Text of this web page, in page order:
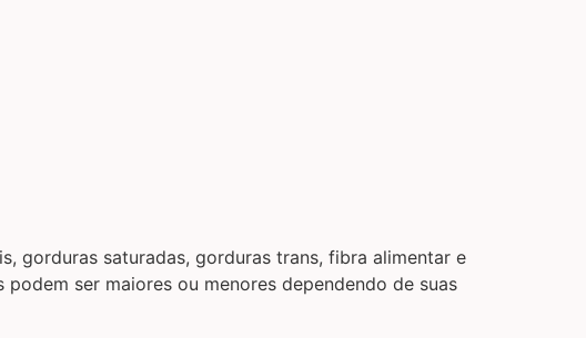
gorduras saturadas, gorduras trans, fibra alimentar e
ser maiores ou menores dependendo de suas